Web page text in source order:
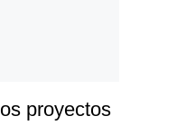
proyectos